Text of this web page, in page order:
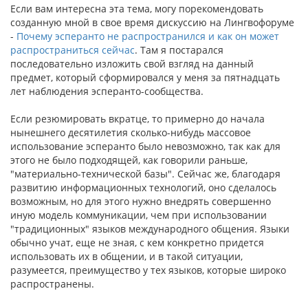
Если вам интересна эта тема, могу порекомендовать
созданную мной в свое время дискуссию на Лингвофоруме
- Почему эсперанто не распространился и как он может
распространиться сейчас. Там я постарался
последовательно изложить свой взгляд на данный
предмет, который сформировался у меня за пятнадцать
лет наблюдения эсперанто-сообщества.
Если резюмировать вкратце, то примерно до начала
нынешнего десятилетия сколько-нибудь массовое
использование эсперанто было невозможно, так как для
этого не было подходящей, как говорили раньше,
"материально-технической базы". Сейчас же, благодаря
развитию информационных технологий, оно сделалось
возможным, но для этого нужно внедрять совершенно
иную модель коммуникации, чем при использовании
"традиционных" языков международного общения. Языки
обычно учат, еще не зная, с кем конкретно придется
использовать их в общении, и в такой ситуации,
разумеется, преимущество у тех языков, которые широко
распространены.